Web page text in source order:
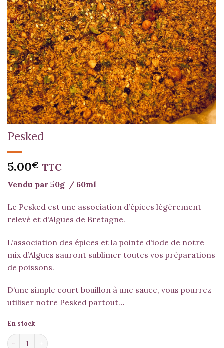
Pesked
5.00€ TTC
Vendu par 50g / 60ml
Le Pesked est une association d’épices légèrement
relevé et d’Algues de Bretagne.
L’association des épices et la pointe d’iode de notre
mix d’Algues sauront sublimer toutes vos préparations
de poissons.
D’une simple court bouillon à une sauce, vous pourrez
utiliser notre Pesked partout…
En stock
quantité de Pesked